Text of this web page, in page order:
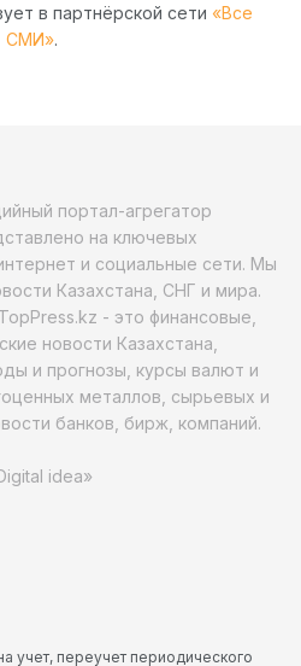
в партнёрской сети «Все
СМИ».
портал-агрегатор
на ключевых
и социальные сети. Мы
Казахстана, СНГ и мира.
- это финансовые,
новости Казахстана,
и прогнозы, курсы валют и
металлов, сырьевых и
банков, бирж, компаний.
idea»
учет, переучет периодического